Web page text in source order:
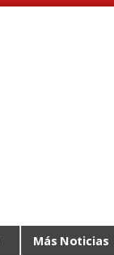
Más Noticias